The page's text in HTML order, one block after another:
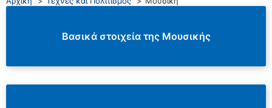
Βασικά στοιχεία της Μουσικής